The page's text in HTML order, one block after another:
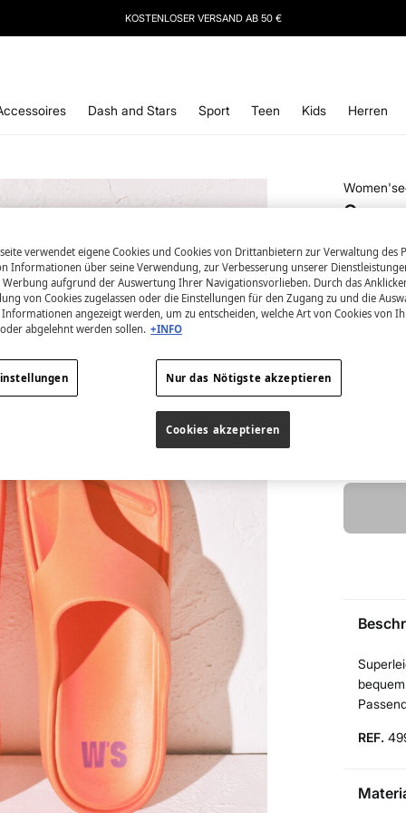
UNSEREN NEWSLETTER UND SICHERE DIR 10 % RABATT AUF DEINEN NÄCHSTEN
Dash and Stars Sport Teen Kids Herren
5,99 €
29,99 €
Farbe:Rot
REF.
verwendet eigene Cookies und Cookies von Drittanbietern zur Verwaltung des
Informationen über seine Verwendung, zur Verbesserung unserer
Werbung aufgrund der Auswertung Ihrer Navigationsvorlieben. Durch das
von Cookies zugelassen oder die Einstellungen für den Zugang zu und die
angezeigt werden, um zu entscheiden, welche Art von Cookies von
abgelehnt werden sollen. +INFO
Nur das Nötigste akzeptieren
Cookies akzeptieren